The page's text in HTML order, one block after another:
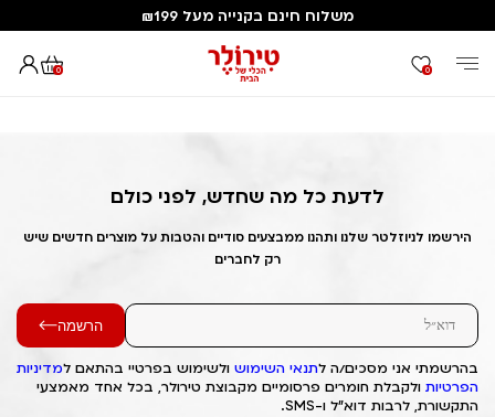
משלוח חינם בקנייה מעל ₪199
0 0
דף הבית Out of Stock Alert 2025/08/13 1755056979
לדעת כל מה שחדש, לפני כולם
הירשמו לניוזלטר שלנו ותהנו ממבצעים סודיים והטבות על מוצרים חדשים שיש
רק לחברים
הרשמה
בהרשמתי אני מסכים/ה לתנאי השימוש ולשימוש בפרטיי בהתאם למדיניות
הפרטיות ולקבלת חומרים פרסומיים מקבוצת טירולר, בכל אחד מאמצעי
התקשורת, לרבות דוא"ל ו-SMS.